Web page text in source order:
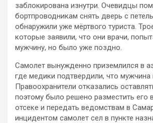
заблокирована изнутри. Очевидцы
бортпроводникам снять дверь с
обнаружили уже мёртвого туриста.
которые заявили, что они врачи,
мужчину, но было уже поздно.
Самолет вынужденно приземлился в
где медики подтвердили, что мужчина
Правоохранители отказались
поэтому было решено разместить его
отсеке и передать ведомствам в
инцидентом самолет сел в пункте